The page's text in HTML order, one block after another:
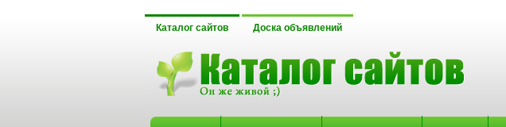
Каталог сайтов Доска объявлений